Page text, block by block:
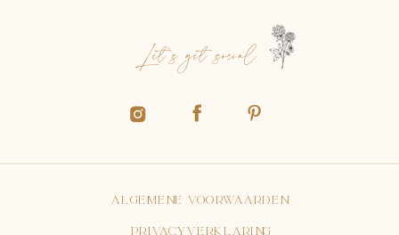
Privacyverklaring
Algemene voorwaarden
Let's get social